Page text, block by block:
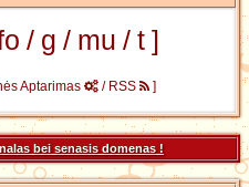
/ g / mu / t]
Aptarimas / RSS ]
bei senasis domenas !